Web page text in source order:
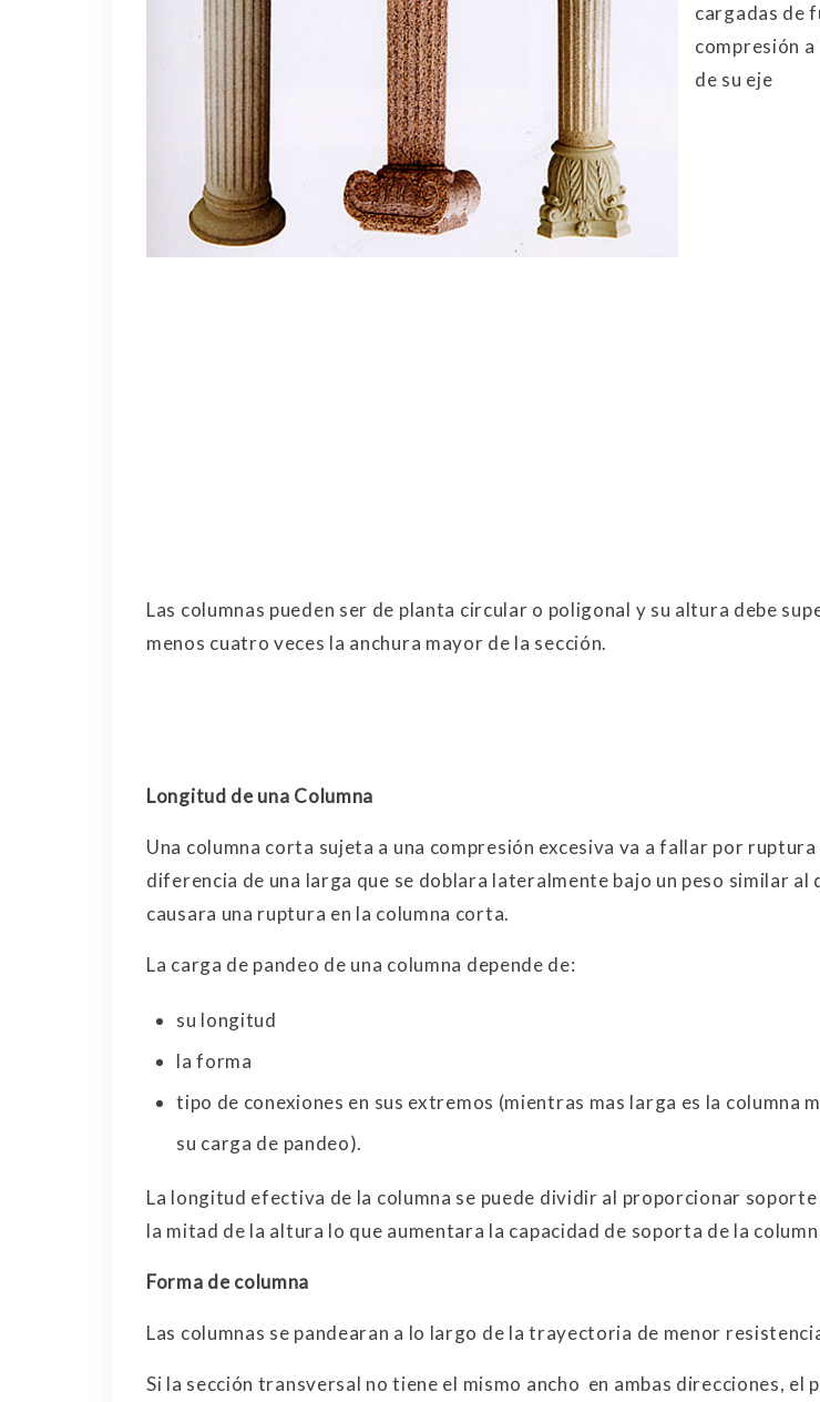
cargadas de
compresión
de su eje
Las columnas pueden ser de planta circular o poligonal y su altura debe
menos cuatro veces la anchura mayor de la sección.
Longitud de una Columna
Una columna corta sujeta a una compresión excesiva va a fallar por ruptura
diferencia de una larga que se doblara lateralmente bajo un peso similar al
causara una ruptura en la columna corta.
La carga de pandeo de una columna depende de:
su longitud
la forma
tipo de conexiones en sus extremos (mientras mas larga es la columna
su carga de pandeo).
La longitud efectiva de la columna se puede dividir al proporcionar
la mitad de la altura lo que aumentara la capacidad de soporta de la
Forma de columna
Las columnas se pandearan a lo largo de la trayectoria de menor
Si la sección transversal no tiene el mismo ancho en ambas direcciones, el